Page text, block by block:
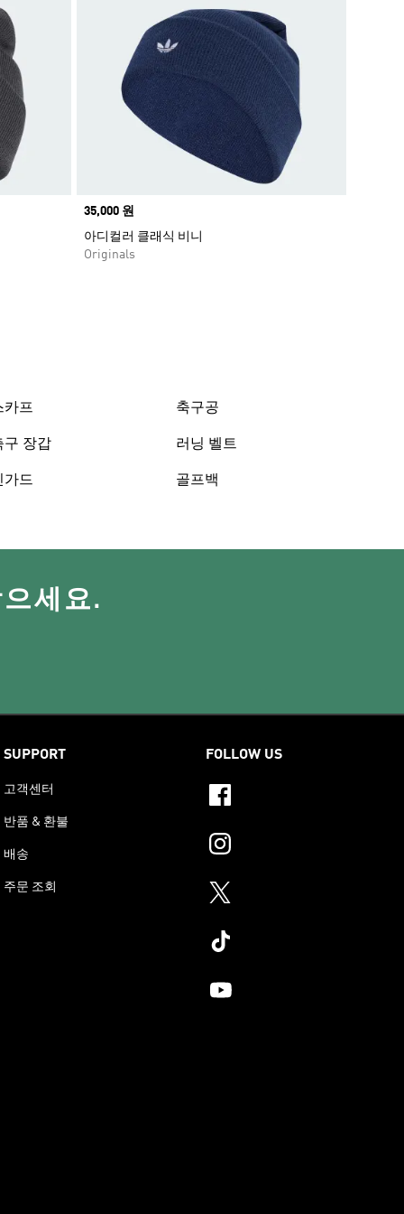
Price
35,000 원
아디컬러 클래식 비니
Originals
카프
구 장갑
가드
축구공
러닝 벨트
골프백
세요.
SUPPORT
고객센터
반품 & 환불
배송
주문 조회
FOLLOW US